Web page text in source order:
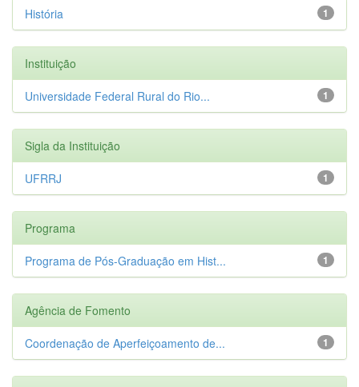
1
História
Instituição
1
Universidade Federal Rural do Rio...
Sigla da Instituição
1
UFRRJ
Programa
1
Programa de Pós-Graduação em Hist...
Agência de Fomento
1
Coordenação de Aperfeiçoamento de...